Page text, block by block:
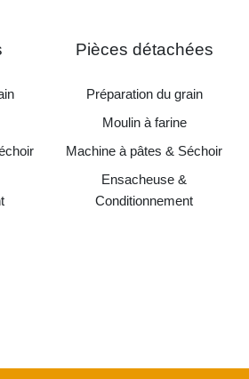
Pièces détachées
Préparation du grain
Moulin à farine
Machine à pâtes & Séchoir
Ensacheuse &
Conditionnement